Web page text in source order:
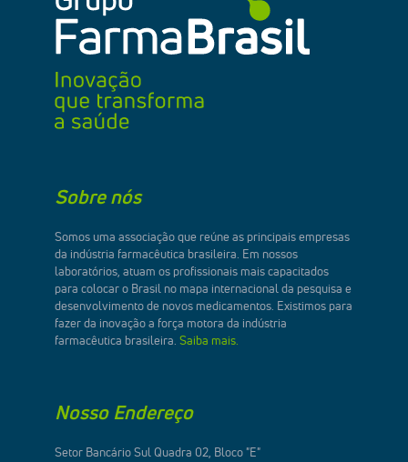
Sobre nós
Somos uma associação que reúne as principais empresas
da indústria farmacêutica brasileira. Em nossos
laboratórios, atuam os profissionais mais capacitados
para colocar o Brasil no mapa internacional da pesquisa e
desenvolvimento de novos medicamentos. Existimos para
fazer da inovação a força motora da indústria
farmacêutica brasileira. Saiba mais.
Nosso Endereço
Setor Bancário Sul Quadra 02, Bloco "E"